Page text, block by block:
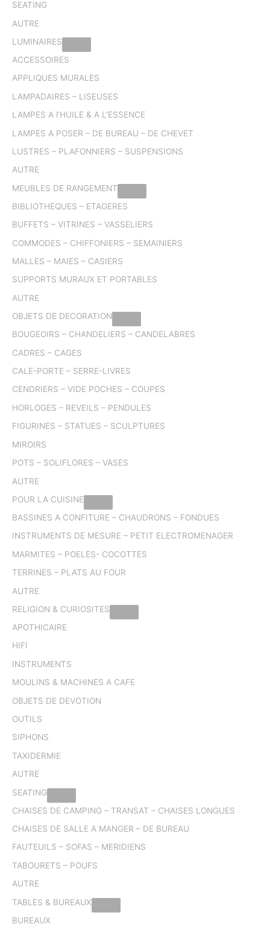
SEATING
AUTRE
LUMINAIRES
ACCESSOIRES
APPLIQUES MURALES
LAMPADAIRES – LISEUSES
LAMPES A l’HUILE & A L’ESSENCE
LAMPES A POSER – DE BUREAU – DE CHEVET
LUSTRES – PLAFONNIERS – SUSPENSIONS
AUTRE
MEUBLES DE RANGEMENT
BIBLIOTHEQUES – ETAGERES
BUFFETS – VITRINES – VASSELIERS
COMMODES – CHIFFONIERS – SEMAINIERS
MALLES – MAIES – CASIERS
SUPPORTS MURAUX ET PORTABLES
AUTRE
OBJETS DE DECORATION
BOUGEOIRS – CHANDELIERS – CANDELABRES
CADRES – CAGES
CALE-PORTE – SERRE-LIVRES
CENDRIERS – VIDE POCHES – COUPES
HORLOGES – REVEILS – PENDULES
FIGURINES – STATUES – SCULPTURES
MIROIRS
POTS – SOLIFLORES – VASES
AUTRE
POUR LA CUISINE
BASSINES A CONFITURE – CHAUDRONS – FONDUES
INSTRUMENTS DE MESURE – PETIT ELECTROMENAGER
MARMITES – POELES- COCOTTES
TERRINES – PLATS AU FOUR
AUTRE
RELIGION & CURIOSITES
APOTHICAIRE
HIFI
INSTRUMENTS
MOULINS & MACHINES A CAFE
OBJETS DE DEVOTION
OUTILS
SIPHONS
TAXIDERMIE
AUTRE
SEATING
CHAISES DE CAMPING – TRANSAT – CHAISES LONGUES
CHAISES DE SALLE A MANGER – DE BUREAU
FAUTEUILS – SOFAS – MERIDIENS
TABOURETS – POUFS
AUTRE
TABLES & BUREAUX
BUREAUX